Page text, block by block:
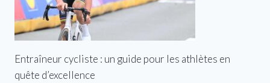
Entraîneur cycliste : un guide pour les athlètes en
quête d’excellence